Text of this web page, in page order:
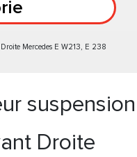
Mercedes E W213, E 238
suspension
Droite